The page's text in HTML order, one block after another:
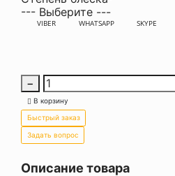
--- Выберите ---
VIBER WHATSAPP SKYPE
−
В корзину
Быстрый заказ
Задать вопрос
Описание товара